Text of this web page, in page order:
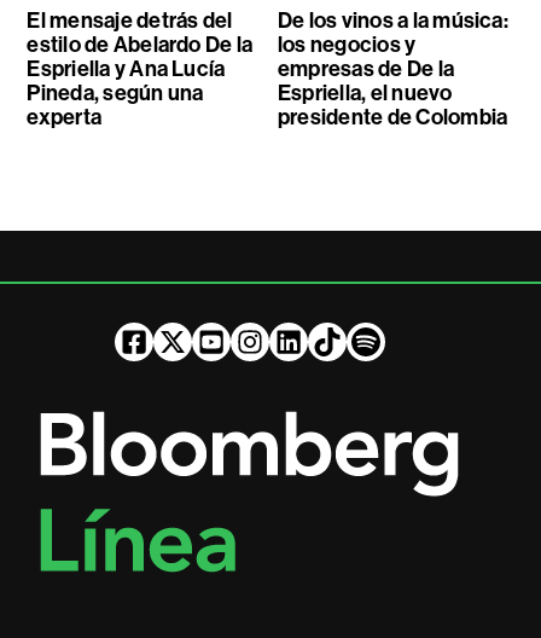
El mensaje detrás del
estilo de Abelardo De la
Espriella y Ana Lucía
Pineda, según una
experta
De los vinos a la música:
los negocios y
empresas de De la
Espriella, el nuevo
presidente de Colombia